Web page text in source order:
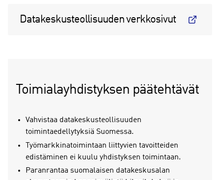
Datakeskusteollisuuden verkkosivut
Toimialayhdistyksen päätehtävät
Vahvistaa datakeskusteollisuuden
toimintaedellytyksiä Suomessa.
Työmarkkinatoimintaan liittyvien tavoitteiden
edistäminen ei kuulu yhdistyksen toimintaan.
Paranrantaa suomalaisen datakeskusalan